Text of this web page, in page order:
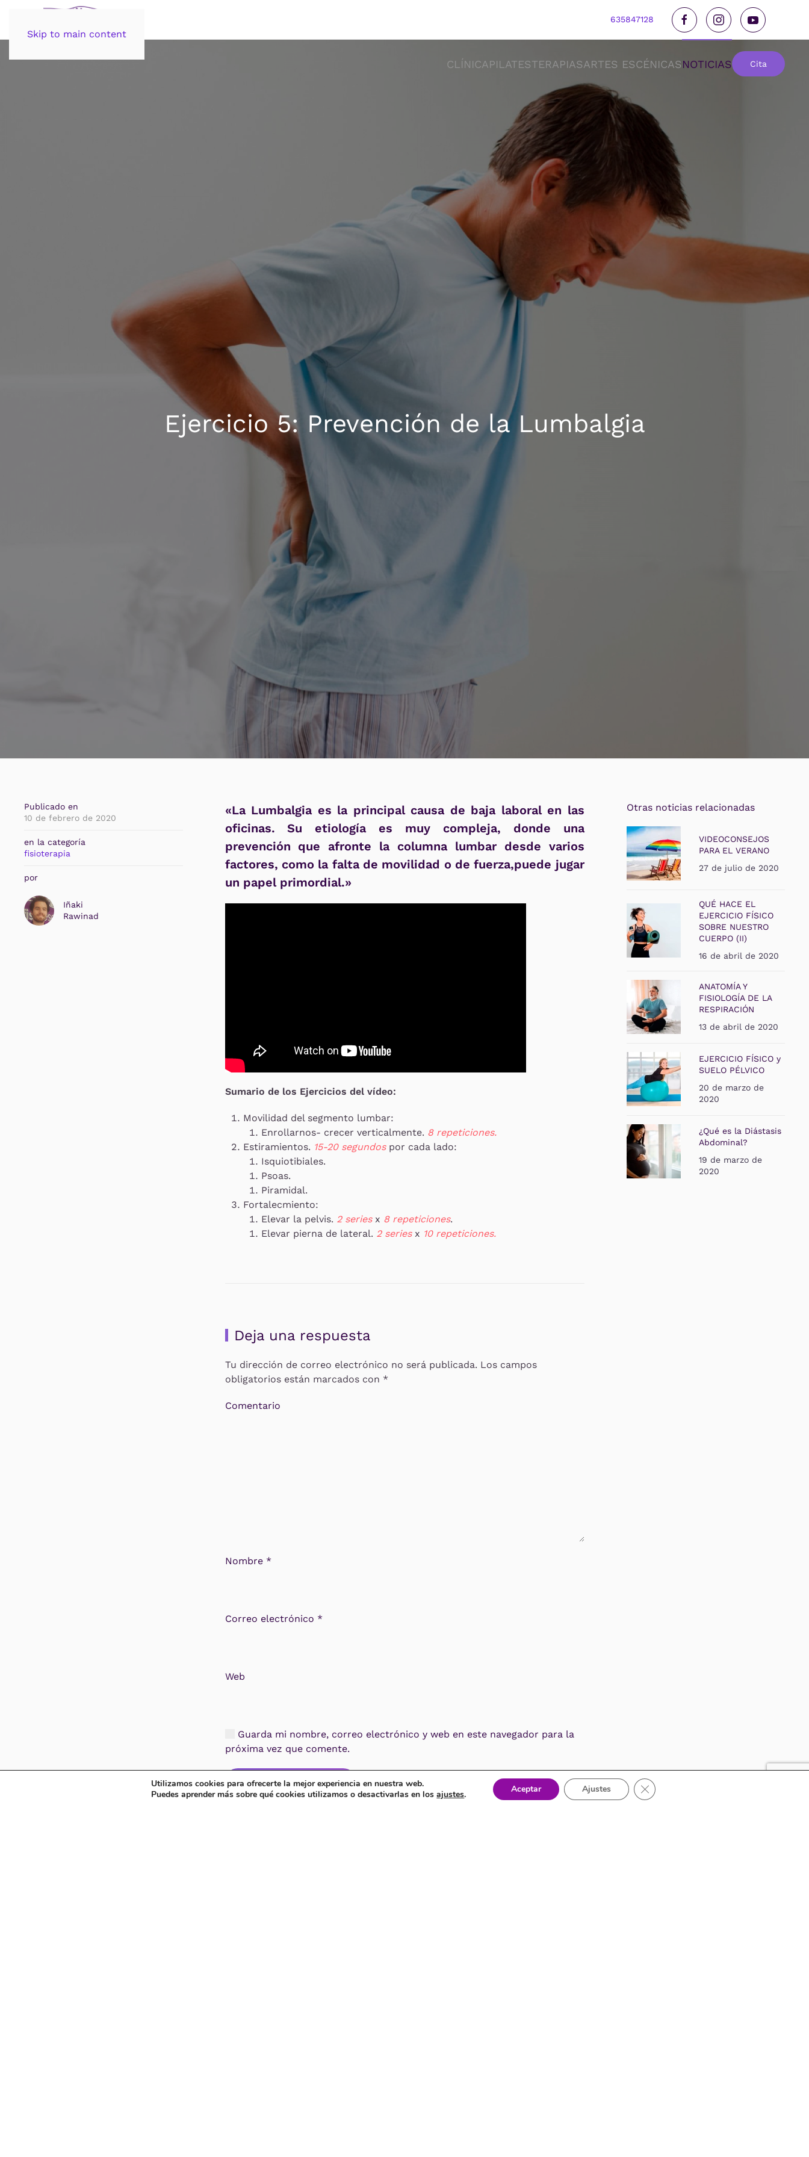
Skip to main content
635847128
CLÍNICAPILATESTERAPIASARTES ESCÉNICASNOTICIAS Cita
Ejercicio 5: Prevención de la Lumbalgia
Publicado en
10 de febrero de 2020
en la categoría
fisioterapia
por
Iñaki
Rawinad
«La Lumbalgia es la principal causa de baja laboral en las
oficinas. Su etiología es muy compleja, donde una
prevención que afronte la columna lumbar desde varios
factores, como la falta de movilidad o de fuerza,puede jugar
un papel primordial.»
Sumario de los Ejercicios del vídeo:
Movilidad del segmento lumbar:
Enrollarnos- crecer verticalmente. 8 repeticiones.
Estiramientos. 15-20 segundos por cada lado:
Isquiotibiales.
Psoas.
Piramidal.
Fortalecmiento:
Elevar la pelvis. 2 seriesx 8 repeticiones.
Elevar pierna de lateral. 2 series x 10 repeticiones.
Deja una respuesta
Tu dirección de correo electrónico no será publicada. Los campos
obligatorios están marcados con *
Comentario
Nombre *
Correo electrónico *
Web
Guarda mi nombre, correo electrónico y web en este navegador para la
próxima vez que comente.
Publicar el comentario
Otras noticias relacionadas
VIDEOCONSEJOS
PARA EL VERANO
27 de julio de 2020
QUÉ HACE EL
EJERCICIO FÍSICO
SOBRE NUESTRO
CUERPO (II)
16 de abril de 2020
ANATOMÍA Y
FISIOLOGÍA DE LA
RESPIRACIÓN
13 de abril de 2020
EJERCICIO FÍSICO y
SUELO PÉLVICO
20 de marzo de
2020
¿Qué es la Diástasis
Abdominal?
19 de marzo de
2020
Utilizamos cookies para ofrecerte la mejor experiencia en nuestra web.
Puedes aprender más sobre qué cookies utilizamos o desactivarlas en losajustes. Aceptar Ajustes Cerrar el banner de cookies RGPD